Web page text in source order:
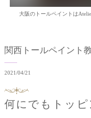
関西トールペイント
2021/04/21
何にでもトッピ